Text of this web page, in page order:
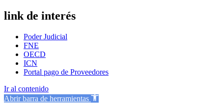
link de interés
Poder Judicial
FNE
OECD
ICN
Portal pago de Proveedores
Ir al contenido
Abrir barra de herramientas